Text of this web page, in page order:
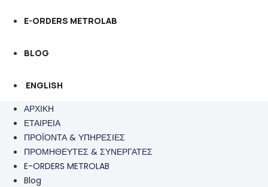
E-ORDERS METROLAB
BLOG
ENGLISH
ΑΡΧΙΚΗ
ΕΤΑΙΡΕΙΑ
ΠΡΟΪΟΝΤΑ & ΥΠΗΡΕΣΙΕΣ
ΠΡΟΜΗΘΕΥΤΕΣ & ΣΥΝΕΡΓΑΤΕΣ
E-ORDERS METROLAB
Blog